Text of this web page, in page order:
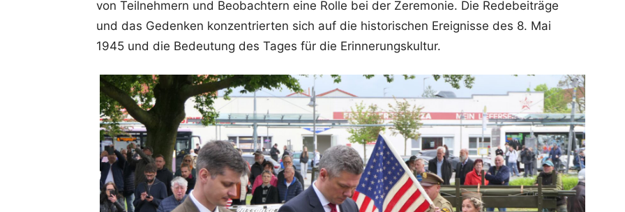
von Teilnehmern und Beobachtern eine Rolle bei der Zeremonie. Die Redebeiträge
und das Gedenken konzentrierten sich auf die historischen Ereignisse des 8. Mai
1945 und die Bedeutung des Tages für die Erinnerungskultur.